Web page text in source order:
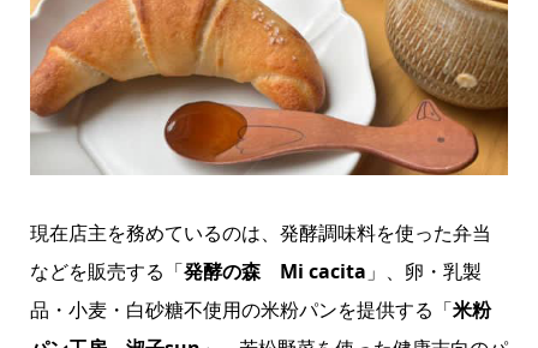
現在店主を務めているのは、発酵調味料を使った弁当
などを販売する「発酵の森 Mi cacita 」、卵・乳製
品・小麦・白砂糖不使用の米粉パンを提供する「米粉